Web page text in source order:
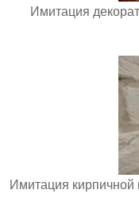
Имитация
Имитация